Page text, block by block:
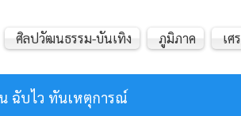
ฉับไว ทันเหตุการณ์
ศิลปวัฒนธรรม-บันเทิง ภูมิภาค เศ